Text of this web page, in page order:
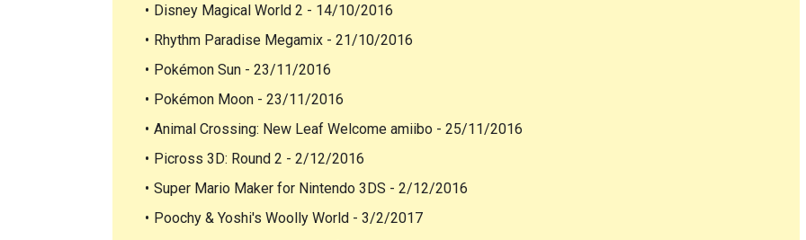
Disney Magical World 2 - 14/10/2016
Rhythm Paradise Megamix - 21/10/2016
Pokémon Sun - 23/11/2016
Pokémon Moon - 23/11/2016
Animal Crossing: New Leaf Welcome amiibo - 25/11/2016
Picross 3D: Round 2 - 2/12/2016
Super Mario Maker for Nintendo 3DS - 2/12/2016
Poochy & Yoshi's Woolly World - 3/2/2017